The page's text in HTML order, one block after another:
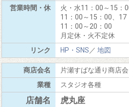
火・水11：00～15
11：00～15：00、
11：00～20：00
月定休・火不定休
HP・SNS／ 地図
片瀬すばな通り商店会
スタジオ各種
虎丸座